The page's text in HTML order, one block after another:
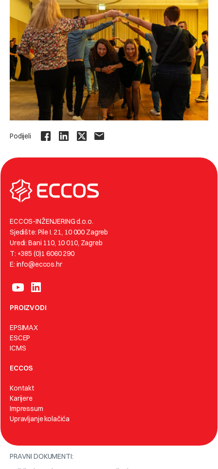
Podijeli
ECCOS-INŽENJERING d.o.o.
Sjedište: Pile I. 21, 10 000 Zagreb
Uredi: Bani 110, 10 010, Zagreb
T: +385 (0)1 6060 290
E: info@eccos.hr
PROIZVODI
EPSIMAX
ESCEP
ICMS
ECCOS
Kontakt
Karijere
Impressum
Upravljanje kolačića
PRAVNI DOKUMENTI: